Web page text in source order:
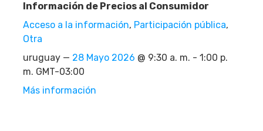
Información de Precios al Consumidor
Acceso a la información, Participación pública,
Otra
uruguay — 28 Mayo 2026 @ 9:30 a. m. - 1:00 p.
m. GMT-03:00
Más información